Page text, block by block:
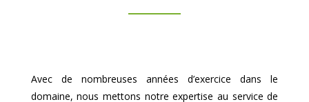
Avec de nombreuses années d’exercice dans le
domaine, nous mettons notre expertise au service de